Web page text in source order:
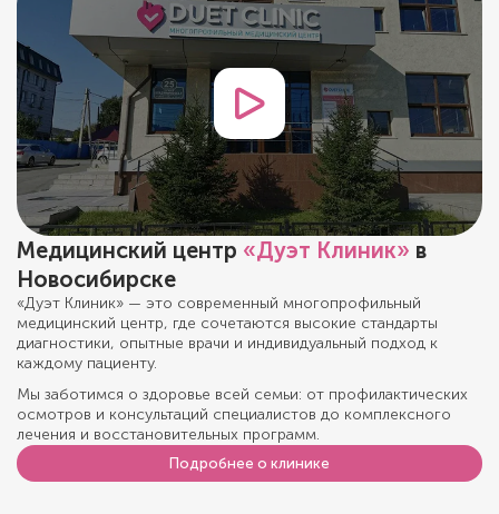
Медицинский центр «Дуэт Клиник» в
Новосибирске
«Дуэт Клиник» — это современный многопрофильный
медицинский центр, где сочетаются высокие стандарты
диагностики, опытные врачи и индивидуальный подход к
каждому пациенту.
Мы заботимся о здоровье всей семьи: от профилактических
осмотров и консультаций специалистов до комплексного
лечения и восстановительных программ.
Подробнее о клинике